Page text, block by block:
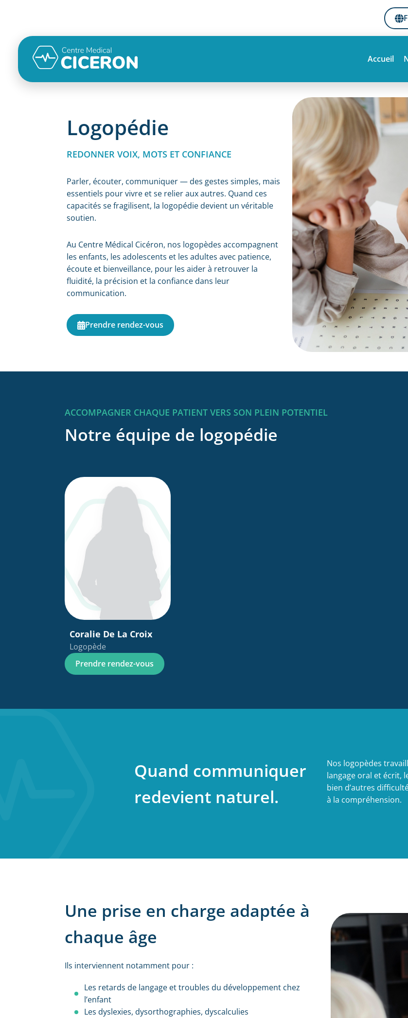
Accueil
Logopédie
REDONNER VOIX, MOTS ET CONFIANCE
Parler, écouter, communiquer — des gestes simples, mais
essentiels pour vivre et se relier aux autres. Quand ces
capacités se fragilisent, la logopédie devient un véritable
soutien.
Au Centre Médical Cicéron, nos logopèdes accompagnent
les enfants, les adolescents et les adultes avec patience,
écoute et bienveillance, pour les aider à retrouver la
fluidité, la précision et la confiance dans leur
communication.
Prendre rendez-vous
ACCOMPAGNER CHAQUE PATIENT VERS SON PLEIN POTENTIEL
Notre équipe de logopédie
Coralie De La Croix
Logopède
Prendre rendez-vous
Quand communiquer
redevient naturel.
Nos logopèdes
langage oral et écrit,
bien d’autres
à la compréhension.
Une prise en charge adaptée à
chaque âge
Ils interviennent notamment pour :
Les retards de langage et troubles du développement chez
l’enfant
Les dyslexies, dysorthographies, dyscalculies